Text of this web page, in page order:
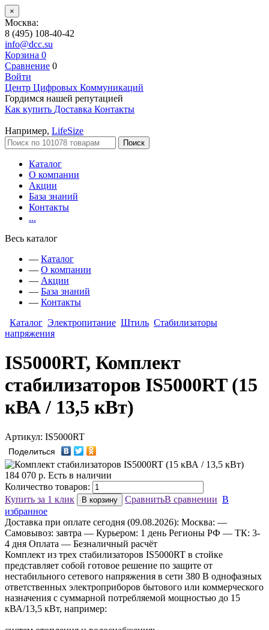
×
Москва:
8 (495) 108-40-42
info@dcc.su
Корзина 0
Сравнение 0
Войти
Центр Цифровых Коммуникаций
Гордимся нашей репутацией
Как купить Доставка Контакты
Например, LifeSize
Поиск
Каталог
О компании
Акции
База знаний
Контакты
...
Весь каталог
— Каталог
— О компании
— Акции
— База знаний
— Контакты
Каталог Электропитание Штиль Стабилизаторы
напряжения
IS5000RT, Комплект
стабилизаторов IS5000RT (15
кВА / 13,5 кВт)
Артикул: IS5000RT
Поделиться
184 070 р. Есть в наличии
Количество товаров:
Купить за 1 клик
В корзину СравнитьВ сравнении В
избранное
Доставка при оплате сегодня (09.08.2026): Москва: —
Самовывоз: завтра — Курьером: 1 день Регионы РФ — ТК: 3-
4 дня Оплата — Безналичный расчёт
Комплект из трех стабилизаторов IS5000RT в стойке
представляет собой готовое решение по защите от
нестабильного сетевого напряжения в сети 380 В однофазных
ответственных электроприборов бытового или коммерческого
назначения с суммарной потребляемой мощностью до 15
кВА/13,5 кВт, например: